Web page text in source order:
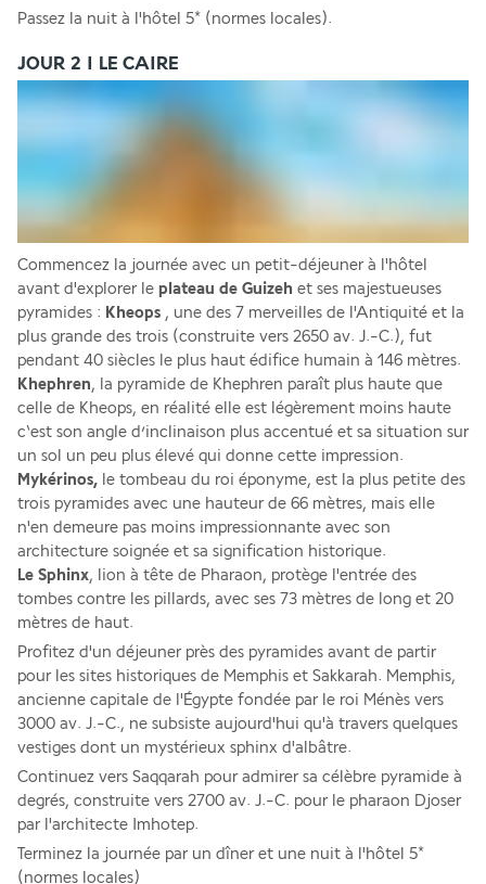
Passez la nuit à l'hôtel 5* (normes locales).
JOUR 2 I LE CAIRE
Commencez la journée avec un petit-déjeuner à l'hôtel
avant d'explorer le plateau de Guizeh et ses majestueuses
pyramides : Kheops , une des 7 merveilles de l'Antiquité et la
plus grande des trois (construite vers 2650 av. J.-C.), fut
Khephren, la pyramide de Khephren paraît plus haute que
celle de Kheops, en réalité elle est légèrement moins haute
c‘est son angle d’inclinaison plus accentué et sa situation sur
un sol un peu plus élevé qui donne cette impression.
Mykérinos, le tombeau du roi éponyme, est la plus petite des
trois pyramides avec une hauteur de 66 mètres, mais elle
n'en demeure pas moins impressionnante avec son
architecture soignée et sa signification historique.
Le Sphinx, lion à tête de Pharaon, protège l'entrée des
tombes contre les pillards, avec ses 73 mètres de long et 20
mètres de haut.
Profitez d'un déjeuner près des pyramides avant de partir
pour les sites historiques de Memphis et Sakkarah. Memphis,
ancienne capitale de l'Égypte fondée par le roi Ménès vers
3000 av. J.-C., ne subsiste aujourd'hui qu'à travers quelques
vestiges dont un mystérieux sphinx d'albâtre.
Continuez vers Saqqarah pour admirer sa célèbre pyramide à
degrés, construite vers 2700 av. J.-C. pour le pharaon Djoser
par l'architecte Imhotep.
Terminez la journée par un dîner et une nuit à l'hôtel 5*
(normes locales)